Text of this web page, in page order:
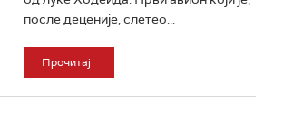
после деценије, слетео...
Прочитај